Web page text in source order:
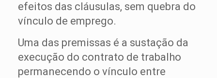
efeitos das cláusulas, sem quebra do
vínculo de emprego.
Uma das premissas é a sustação da
execução do contrato de trabalho
permanecendo o vínculo entre